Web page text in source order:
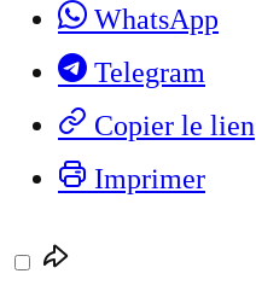
WhatsApp
Telegram
Copier le lien
Imprimer